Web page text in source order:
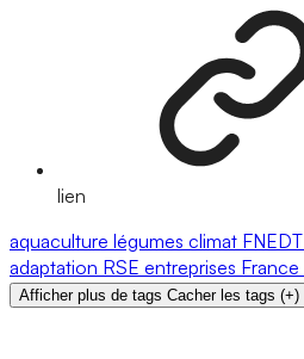
lien
aquaculture légumes climat FNEDT
adaptation RSE entreprises France
Afficher plus de tags Cacher les tags (+)